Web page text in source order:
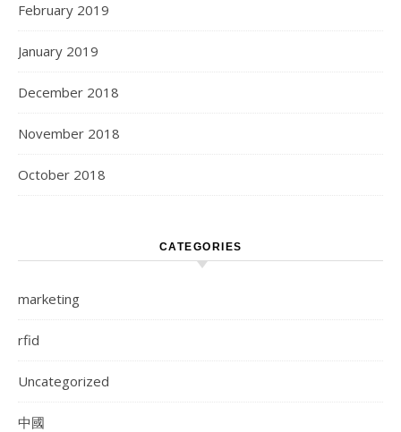
February 2019
January 2019
December 2018
November 2018
October 2018
CATEGORIES
marketing
rfid
Uncategorized
中國